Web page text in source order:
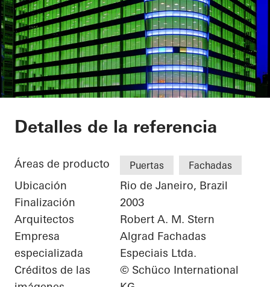
Torre Almirante
Detalles de la referencia
Áreas de producto Puertas Fachadas
Ubicación
Rio de Janeiro, Brazil
Finalización
2003
Arquitectos
Robert A. M. Stern
Empresa
especializada
Algrad Fachadas
Especiais Ltda.
Créditos de las
© Schüco International